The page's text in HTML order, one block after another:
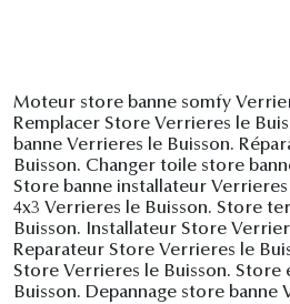
Moteur store banne somfy
Remplacer Store Verrieres le
banne Verrieres le Buisson.
Buisson. Changer toile store
Store banne installateur
4x3 Verrieres le Buisson. Store
Buisson. Installateur Store
Reparateur Store Verrieres le
Store Verrieres le Buisson.
Buisson. Depannage store banne